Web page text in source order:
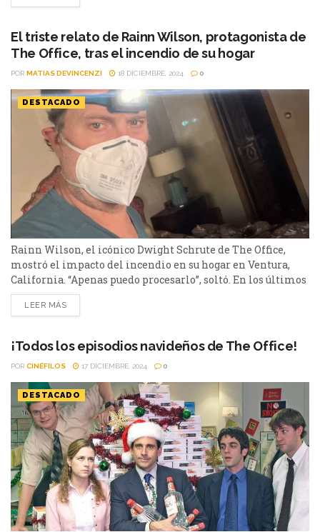
la vida del día a...
El triste relato de Rainn Wilson, protagonista de
The Office, tras el incendio de su hogar
POR MATIAS DEVINCENZI 18 DICIEMBRE, 2024 0
DESTACADO
Rainn Wilson, el icónico Dwight Schrute de The Office,
mostró el impacto del incendio en su hogar en Ventura,
California. “Apenas puedo procesarlo”, soltó. En los últimos
meses, en Ventura California, un incendio azotó el lugar y
varias familias perdieron su hogar. Entre ellos, se encontró
el actor? En un...
LEER MÁS
¡Todos los episodios navideños de The Office!
POR CINÉFILOS 17 DICIEMBRE, 2024 0
DESTACADO